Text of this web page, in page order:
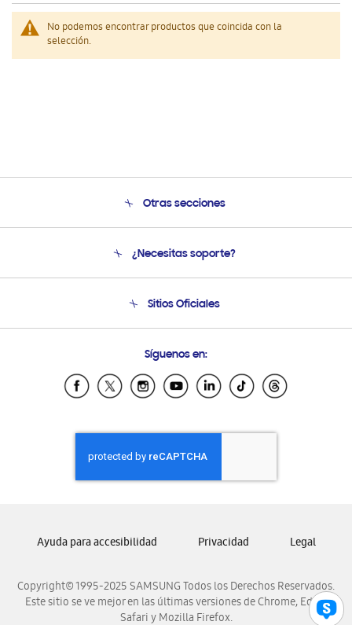
No podemos encontrar productos que coincida con la
selección.
Otras secciones
Soporte
Condiciones de Compra
¿Necesitas soporte?
Soporte vía eMail
Sitios Oficiales
Samsung Ecuador
Samsung El Salvador
Samsung Honduras
Samsung Nicaragua
Samsung Panamá
Samsung Venezuela
Síguenos en:
Copyright© 1995-2025 SAMSUNG Todos los Derechos Reservados.
Este sitio se ve mejor en las últimas versiones de Chrome, Edge,
Safari y Mozilla Firefox.
Ayuda para accesibilidad Privacidad Legal